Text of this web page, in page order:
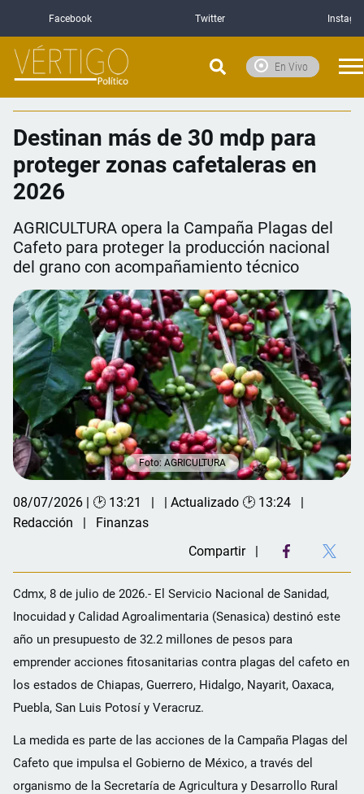
Facebook Twitter
En Vivo
Destinan más de 30 mdp para
proteger zonas cafetaleras en
2026
AGRICULTURA opera la Campaña Plagas del
Cafeto para proteger la producción nacional
del grano con acompañamiento técnico
Foto: AGRICULTURA
08/07/2026 | 🕑 13:21
| Actualizado 🕑 13:24
Redacción
Finanzas
Compartir
Cdmx, 8 de julio de 2026.- El Servicio Nacional de Sanidad,
Inocuidad y Calidad Agroalimentaria (Senasica) destinó este
año un presupuesto de 32.2 millones de pesos para
emprender acciones fitosanitarias contra plagas del cafeto en
los estados de Chiapas, Guerrero, Hidalgo, Nayarit, Oaxaca,
Puebla, San Luis Potosí y Veracruz.
La medida es parte de las acciones de la Campaña Plagas del
Cafeto que impulsa el Gobierno de México, a través del
organismo de la Secretaría de Agricultura y Desarrollo Rural